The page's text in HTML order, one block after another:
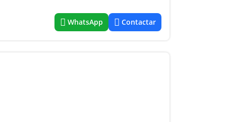
WhatsApp Contactar